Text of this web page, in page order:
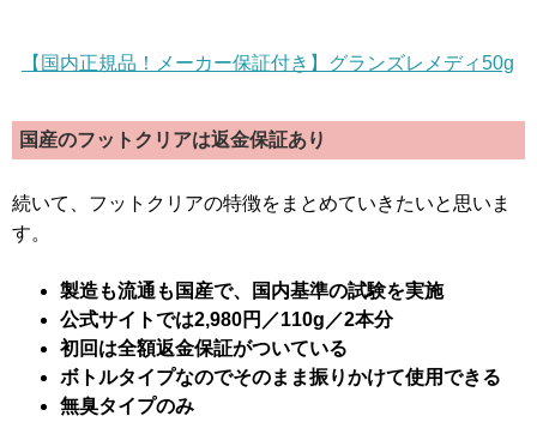
【国内正規品！メーカー保証付き】グランズレメディ50g
国産のフットクリアは返金保証あり
続いて、フットクリアの特徴をまとめていきたいと思いま
す。
製造も流通も国産で、国内基準の試験を実施
公式サイトでは2,980円／110g／2本分
初回は全額返金保証がついている
ボトルタイプなのでそのまま振りかけて使用できる
無臭タイプのみ